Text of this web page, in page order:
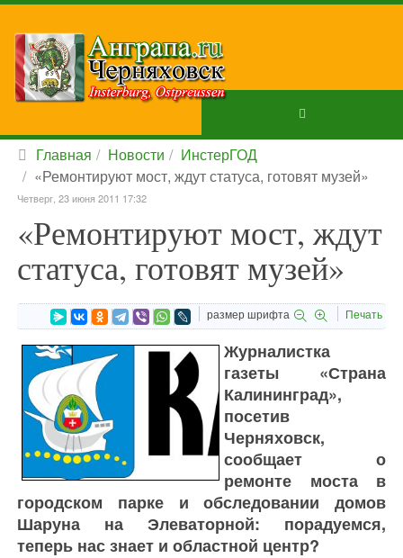
Главная Новости
ИнстерГОД
«Ремонтируют мост, ждут статуса, готовят музей»
Четверг, 23 июня 2011 17:32
«Ремонтируют мост, ждут
статуса, готовят музей»
размер шрифта Печать
Журналистка
газеты «Страна
Калининград»,
посетив
Черняховск,
сообщает о
ремонте моста в
городском парке и обследовании домов
Шаруна на Элеваторной: порадуемся,
теперь нас знает и областной центр?